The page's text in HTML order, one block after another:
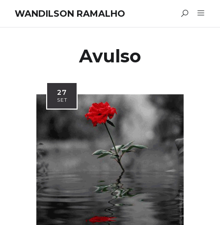
WANDILSON RAMALHO
Avulso
27
SET